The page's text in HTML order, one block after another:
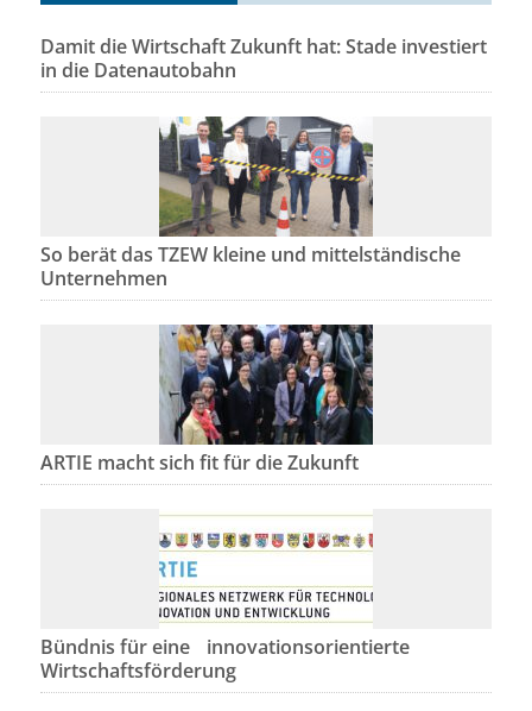
Damit die Wirtschaft Zukunft hat: Stade investiert
in die Datenautobahn
So berät das TZEW kleine und mittelständische
Unternehmen
ARTIE macht sich fit für die Zukunft
Bündnis für eine innovationsorientierte
Wirtschaftsförderung